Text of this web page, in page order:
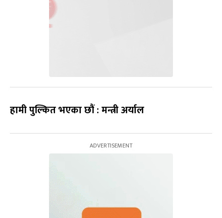
हामी पुल्कित भएका छौं : मन्त्री अर्याल